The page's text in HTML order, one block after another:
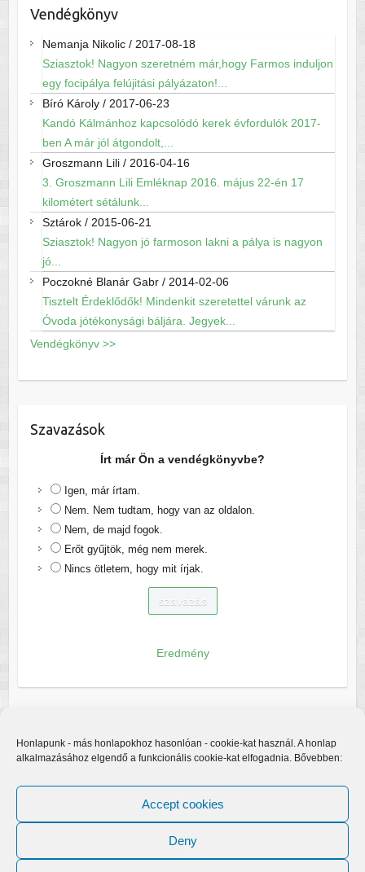
Honlapunk - más honlapokhoz hasonlóan - cookie-kat használ. A honlap
alkalmazásához elgendő a funkcionális cookie-kat elfogadnia. Bővebben:
Accept cookies
Deny
Vendégkönyv
Nemanja Nikolic/ 2017-08-18
Sziasztok! Nagyon szeretném már,hogy Farmos induljon
egy focipálya felújitási pályázaton!...
Bíró Károly/ 2017-06-23
Kandó Kálmánhoz kapcsolódó kerek évfordulók 2017-
ben A már jól átgondolt,...
Groszmann Lili/ 2016-04-16
3. Groszmann Lili Emléknap 2016. május 22-én 17
kilométert sétálunk...
Sztárok/ 2015-06-21
Sziasztok! Nagyon jó farmoson lakni a pálya is nagyon
jó...
Poczokné Blanár Gabr/ 2014-02-06
Tisztelt Érdeklődők! Mindenkit szeretettel várunk az
Óvoda jótékonysági báljára. Jegyek...
Vendégkönyv >>
Szavazások
Írt már Ön a vendégkönyvbe?
Igen, már írtam.
Nem. Nem tudtam, hogy van az oldalon.
Nem, de majd fogok.
Erőt gyűjtök, még nem merek.
Nincs ötletem, hogy mit írjak.
Eredmény